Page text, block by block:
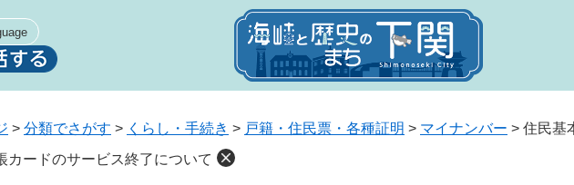
> 分類でさがす > くらし・手続き > 戸籍・住民票・各種証明 > マイナンバー > 住民基
カードのサービス終了について